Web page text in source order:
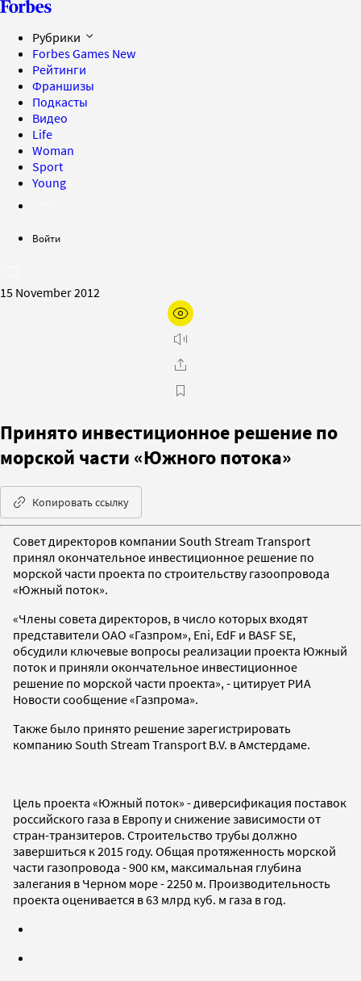
Рубрики
Forbes Games New
Рейтинги
Франшизы
Подкасты
Видео
Life
Woman
Sport
Young
Войти
15 November 2012
Принято инвестиционное решение по
морской части «Южного потока»
Копировать ссылку
Совет директоров компании South Stream Transport
принял окончательное инвестиционное решение по
морской части проекта по строительству газоопровода
«Южный поток».
«Члены совета директоров, в число которых входят
представители ОАО «Газпром», Eni, EdF и BASF SE,
обсудили ключевые вопросы реализации проекта Южный
поток и приняли окончательное инвестиционное
решение по морской части проекта», - цитирует РИА
Новости сообщение «Газпрома».
Также было принято решение зарегистрировать
компанию South Stream Transport B.V. в Амстердаме.
Цель проекта «Южный поток» - диверсификация поставок
российского газа в Европу и снижение зависимости от
стран-транзитеров. Строительство трубы должно
завершиться к 2015 году. Общая протяженность морской
части газопровода - 900 км, максимальная глубина
залегания в Черном море - 2250 м. Производительность
проекта оценивается в 63 млрд куб. м газа в год.